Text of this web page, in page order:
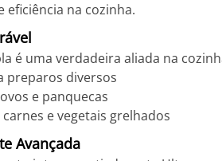
eficiência na cozinha.
é uma verdadeira aliada na
preparos diversos
e panquecas
e vegetais grelhados
Avançada